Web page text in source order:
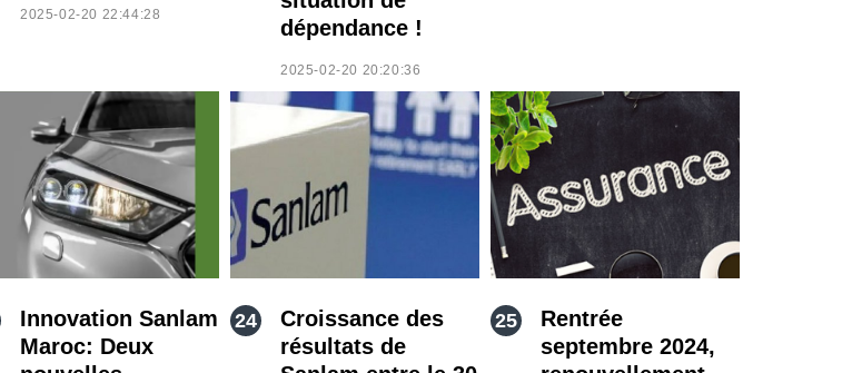
2025-02-20 22:44:28
dépendance !
2025-02-20 20:20:36
Innovation Sanlam
Maroc: Deux
Croissance des
résultats de
Rentrée
septembre 2024,